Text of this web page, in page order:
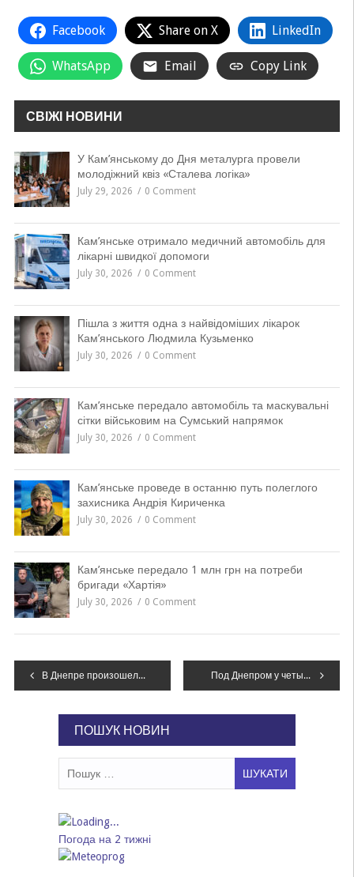
Facebook Share on X LinkedIn
WhatsApp Email Copy Link
СВІЖІ НОВИНИ
У Кам’янському до Дня металурга провели
молодіжний квіз «Сталева логіка»
July 29, 2026 0 Comment
Кам’янське отримало медичний автомобіль для
лікарні швидкої допомоги
July 30, 2026 0 Comment
Пішла з життя одна з найвідоміших лікарок
Кам’янського Людмила Кузьменко
July 30, 2026 0 Comment
Кам’янське передало автомобіль та маскувальні
сітки військовим на Сумський напрямок
July 30, 2026 0 Comment
Кам’янське проведе в останню путь полеглого
захисника Андрія Кириченка
July 30, 2026 0 Comment
Кам’янське передало 1 млн грн на потреби
бригади «Хартія»
July 30, 2026 0 Comment
Навігація
В Днепре произошел пожар в частном доме: есть пострадавшие, – ФОТО Под Днепром у четырех людей нашли при себе наркотики, – ФОТО
ПОШУК НОВИН
Погода на 2 тижні